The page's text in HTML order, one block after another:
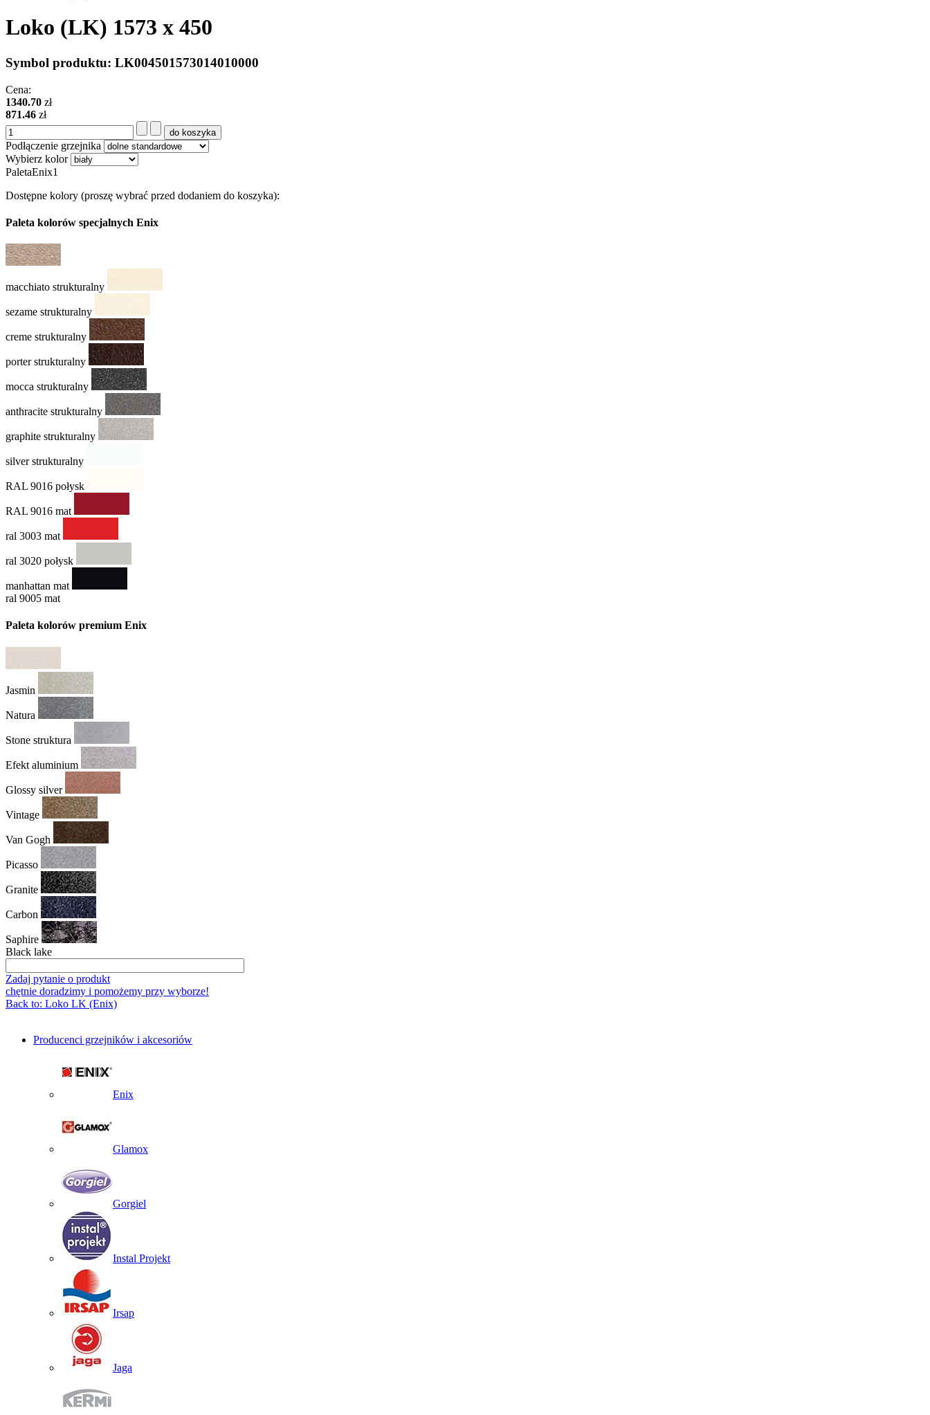
Loko (LK) 1573 x 450
Symbol produktu: LK004501573014010000
Cena:
1340.70 zł
871.46 zł
Podłączenie grzejnika
Wybierz kolor
PaletaEnix1
Dostępne kolory (proszę wybrać przed dodaniem do koszyka):
Paleta kolorów specjalnych Enix
macchiato strukturalny
sezame strukturalny
creme strukturalny
porter strukturalny
mocca strukturalny
anthracite strukturalny
graphite strukturalny
silver strukturalny
RAL 9016 połysk
RAL 9016 mat
ral 3003 mat
ral 3020 połysk
manhattan mat
ral 9005 mat
Paleta kolorów premium Enix
Jasmin
Natura
Stone struktura
Efekt aluminium
Glossy silver
Vintage
Van Gogh
Picasso
Granite
Carbon
Saphire
Black lake
Zadaj pytanie o produkt
chętnie doradzimy i pomożemy przy wyborze!
Back to: Loko LK (Enix)
Producenci grzejników i akcesoriów
Enix
Glamox
Gorgiel
Instal Projekt
Irsap
Jaga